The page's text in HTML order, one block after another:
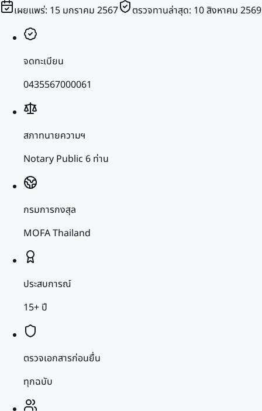
เผยแพร่: 15 มกราคม 2567 ตรวจทานล่าสุด: 10 สิงหาคม 2569
จดทะเบียน
0435567000061
สภาทนายความฯ
Notary Public 6 ท่าน
กรมการกงสุล
MOFA Thailand
ประสบการณ์
15+ ปี
ตรวจเอกสารก่อนยื่น
ทุกฉบับ